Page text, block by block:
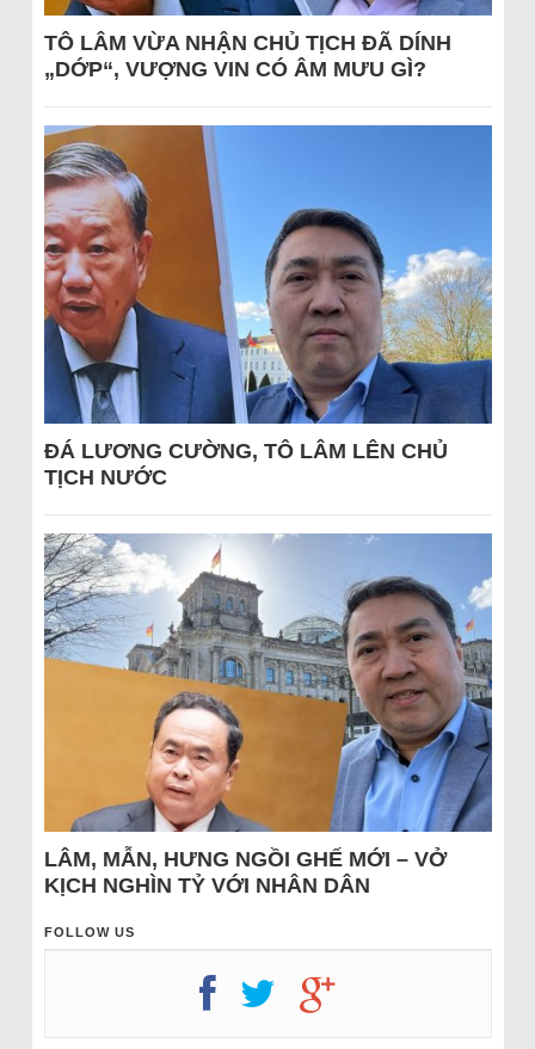
TÔ LÂM VỪA NHẬN CHỦ TỊCH ĐÃ DÍNH
„DỚP“, VƯỢNG VIN CÓ ÂM MƯU GÌ?
ĐÁ LƯƠNG CƯỜNG, TÔ LÂM LÊN CHỦ
TỊCH NƯỚC
LÂM, MẪN, HƯNG NGỒI GHẾ MỚI – VỞ
KỊCH NGHÌN TỶ VỚI NHÂN DÂN
FOLLOW US